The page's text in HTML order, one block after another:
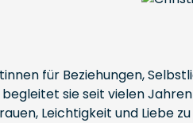
für Beziehungen,
sie seit vielen
Leichtigkeit und Liebe